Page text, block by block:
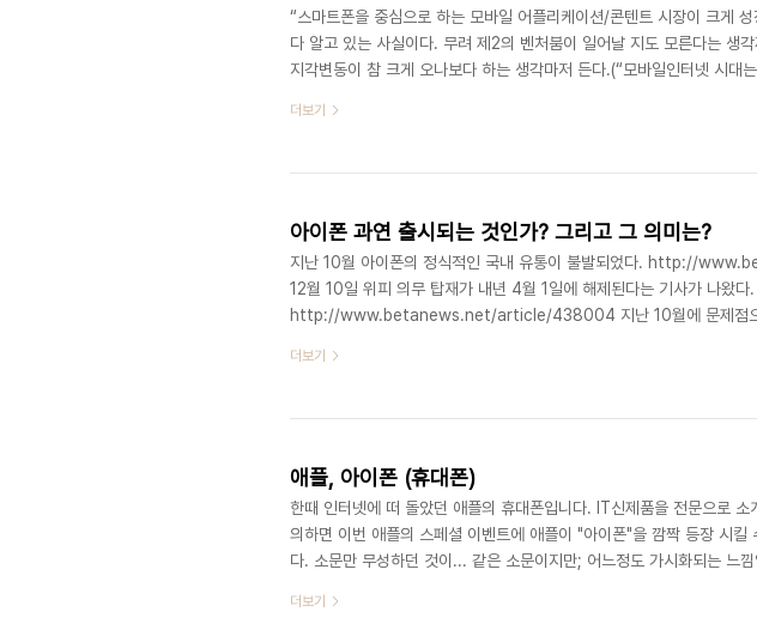
“스마트폰을 중심으로 하는 모바일 어플리케이션/콘텐트 시장이 크게
다 알고 있는 사실이다. 무려 제2의 벤처붐이 일어날 지도 모른다는 생
지각변동이 참 크게 오나보다 하는 생각마저 든다.(“모바일인터넷 시대
폰의 모바일화보 구매가 자연스러우니 말이다. 여기에서 지금의 모바일
대폰, 넷북, UMPC, 테블릿PC, PMP, 네비게이션 등 좀 더 다양하다는
더보기
아이폰 과연 출시되는 것인가? 그리고 그 의미는?
지난 10월 아이폰의 정식적인 국내 유통이 불발되었다. http://
12월 10일 위피 의무 탑재가 내년 4월 1일에 해제된다는 기사가 나왔다.
http://www.betanews.net/article/438004 지난 10월에 문제점으
히 즐거운 일이지만 일단 내년4월까지 환율 문제가 해결되지 않으면 아
기반의 폰들이 지금 그대로 일리는 만무하다. 아이폰이 재미있는 제품이
더보기
애플, 아이폰 (휴대폰)
한때 인터넷에 떠 돌았던 애플의 휴대폰입니다. IT신제품을 전문으로 소
의하면 이번 애플의 스페셜 이벤트에 애플이 "아이폰"을 깜짝 등장 시킬
다. 소문만 무성하던 것이... 같은 소문이지만; 어느정도 가시화되는 느
시기 0. 블로그 전반적으로 자동 재생되던 미디어 포스트를 방문자의 의
더보기